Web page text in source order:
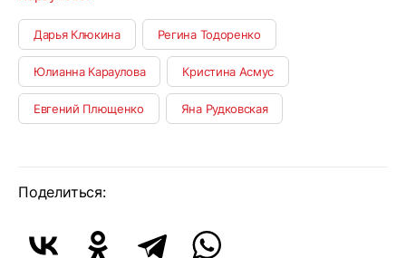
Дарья Клюкина Регина Тодоренко
Юлианна Караулова Кристина Асмус
Евгений Плющенко Яна Рудковская
Поделиться: